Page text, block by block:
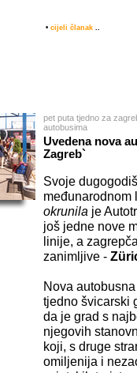
• cijeli članak ..
pet puta tjedno za
autobusima
Uvedena nova
Zagreb`
Svoje
međunarodnom
okrunila je
još jedne nove
linije, a
zanimljive -
Nova
tjedno švicarski
da je grad s
njegovih
koji, s druge
omiljenija i